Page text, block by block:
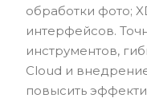
обработки фото;
интерфейсов.
инструментов,
Cloud и
повысить